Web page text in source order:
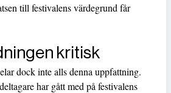
till festivalens värdegrund får
kritisk
dock inte alls denna uppfattning.
har gått med på festivalens